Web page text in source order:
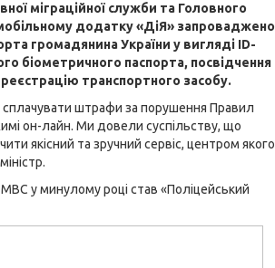
міграційної служби та Головного
додатку «ДіЯ» запроваджено
громадянина України у вигляді ID-
біометричного паспорта, посвідчення
транспортного засобу.
сплачувати штрафи за порушення Правил
он-лайн. Ми довели суспільству, що
якісний та зручний сервіс, центром якого
у минулому році став «Поліцейський